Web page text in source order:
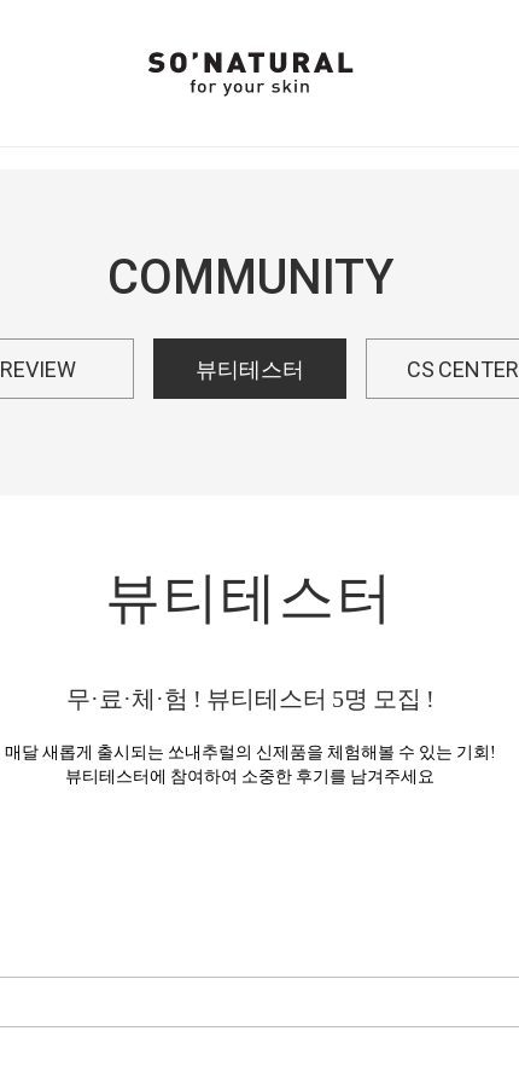
COMMUNITY
REVIEW 뷰티테스터 CS CENTER
뷰티테스터
무·료·체·험 ! 뷰티테스터 5명 모집 !
매달 새롭게 출시되는 쏘내추럴의 신제품을 체험해볼 수 있는 기회!
뷰티테스터에 참여하여 소중한 후기를 남겨주세요